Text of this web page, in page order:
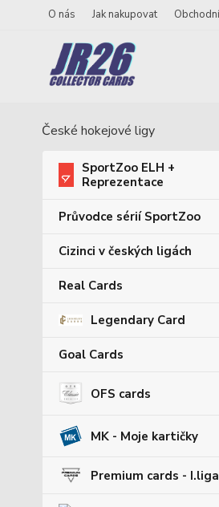
O nás Jak nakupovat
České hokejové ligy
SportZoo ELH +
Reprezentace
Průvodce sérií SportZoo
Cizinci v českých ligách
Real Cards
Legendary Card
Goal Cards
OFS cards
MK - Moje kartičky
Premium cards - I.liga